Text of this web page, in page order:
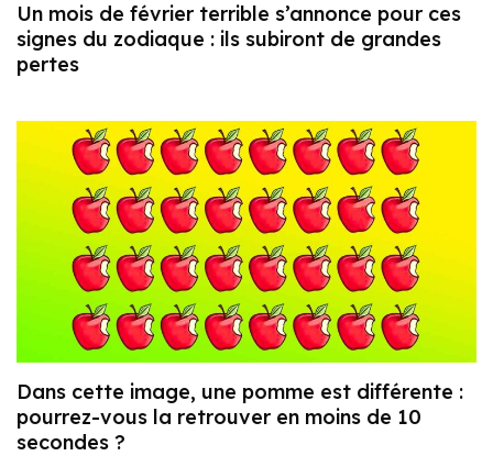
Un mois de février terrible s’annonce pour ces
signes du zodiaque : ils subiront de grandes
pertes
Dans cette image, une pomme est différente :
pourrez-vous la retrouver en moins de 10
secondes ?